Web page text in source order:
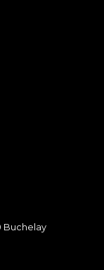
Buchelay